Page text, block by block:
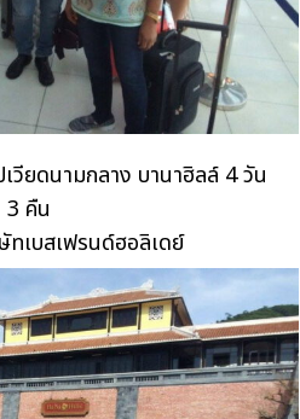
ยดนามกลาง บานาฮิลล์ 4 วัน
3 คืน
ทเบสเฟรนด์ฮอลิเดย์